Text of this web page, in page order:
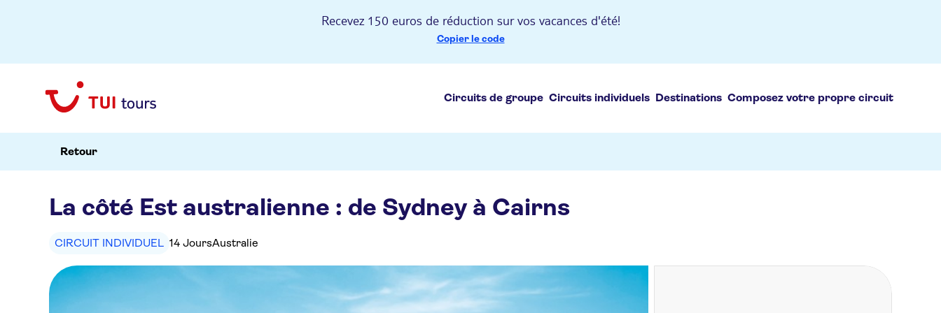
Recevez 150 euros de réduction sur vos vacances d'été!
Copier le code
Circuits de groupe Circuits individuels Destinations Composez votre propre circuit
Retour
La côté Est australienne : de Sydney à Cairns
CIRCUIT INDIVIDUEL 14 JoursAustralie